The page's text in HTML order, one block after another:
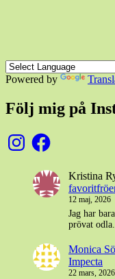
Powered by
Följ mig på
InstagramFacebook
Kristina
12 maj, 2026
Jag har
prövat odla.
Monica
Impecta
22 mars, 2026